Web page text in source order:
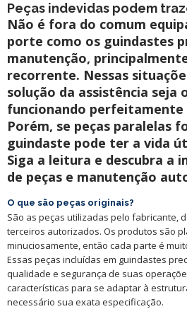
Peças indevidas podem
Não é fora do comum
porte como os guindastes
manutenção,
recorrente. Nessas
solução da assistência seja
funcionando perfeitamente
Porém, se peças paralelas
guindaste pode ter a vida
Siga a leitura e descubra a
de peças e manutenção
O que são peças originais?
São as peças utilizadas pelo fabricante,
terceiros autorizados. Os produtos são
minuciosamente, então cada parte é
Essas peças incluídas em guindastes
qualidade e segurança de suas
características para se adaptar à
necessário sua exata especificação.